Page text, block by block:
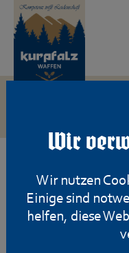
Wir
Wir nutzen
Einige sind
helfen, diese
Zum
Hauptinhalt
springen